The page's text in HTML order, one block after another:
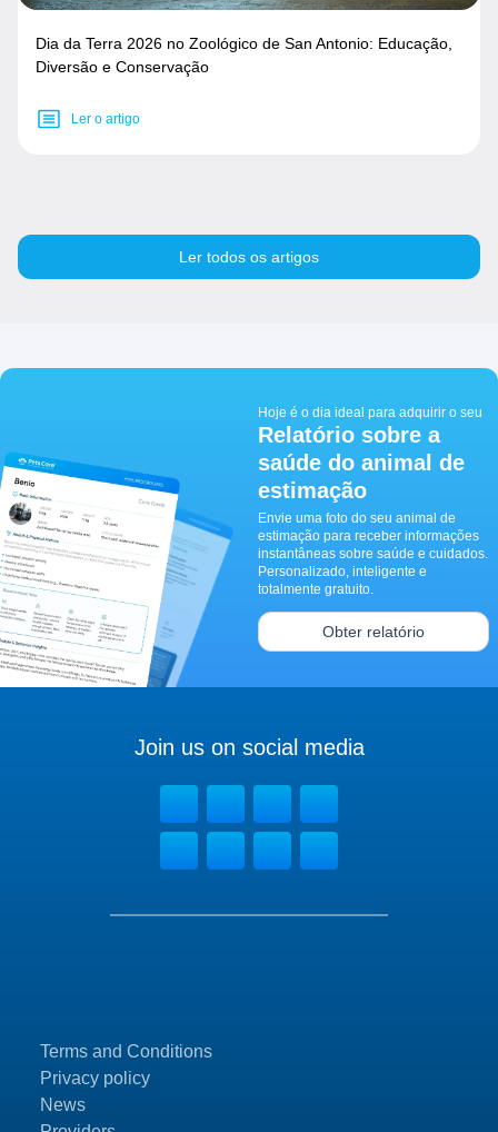
Dia da Terra 2026 no Zoológico de San Antonio: Educação,
Diversão e Conservação
Ler o artigo
Ler todos os artigos
Hoje é o dia ideal para adquirir o seu
Relatório sobre a
saúde do animal de
estimação
Envie uma foto do seu animal de
estimação para receber informações
instantâneas sobre saúde e cuidados.
Personalizado, inteligente e
totalmente gratuito.
Obter relatório
Terms and Conditions
Privacy policy
News
Join us on social media